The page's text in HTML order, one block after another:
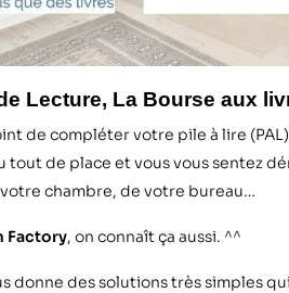
Lecture, La Bourse aux
de compléter votre pile à lire
tout de place et vous vous sentez
chambre, de votre bureau…
Factory, on connaît ça aussi. ^^
donne des solutions très simples